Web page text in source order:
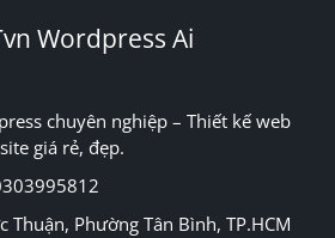
Wordpress Ai
chuyên nghiệp – Thiết kế web
giá rẻ, đẹp.
Phường Tân Bình, TP.HCM